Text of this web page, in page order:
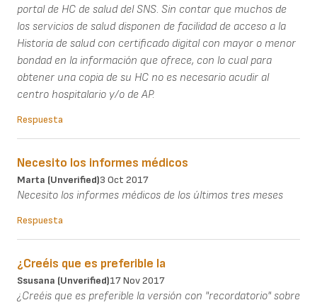
portal de HC de salud del SNS. Sin contar que muchos de
los servicios de salud disponen de facilidad de acceso a la
Historia de salud con certificado digital con mayor o menor
bondad en la información que ofrece, con lo cual para
obtener una copia de su HC no es necesario acudir al
centro hospitalario y/o de AP.
Respuesta
Necesito los informes médicos
Marta (unverified)3 Oct 2017
Necesito los informes médicos de los últimos tres meses
Respuesta
¿Creéis que es preferible la
Ssusana (unverified)17 Nov 2017
¿Creéis que es preferible la versión con "recordatorio" sobre